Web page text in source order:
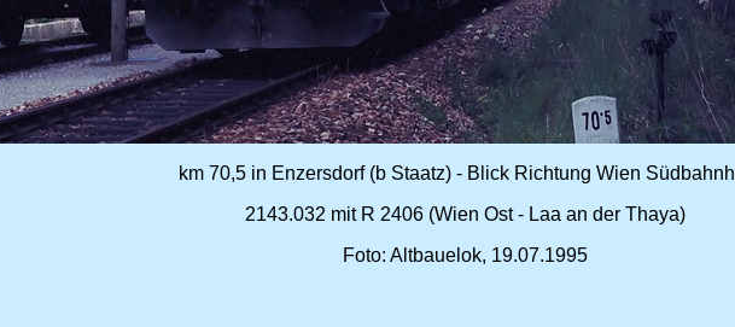
km 70,5 in Enzersdorf (b Staatz) - Blick Richtung Wien
2143.032 mit R 2406 (Wien Ost - Laa an der Thaya)
Foto: Altbauelok, 19.07.1995